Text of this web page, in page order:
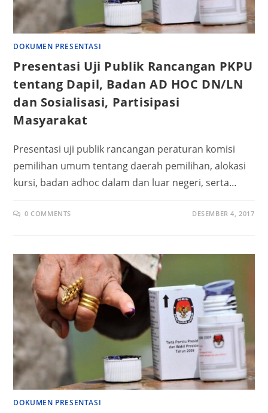
DOKUMEN PRESENTASI
Presentasi Uji Publik Rancangan PKPU
tentang Dapil, Badan AD HOC DN/LN
dan Sosialisasi, Partisipasi
Masyarakat
Presentasi uji publik rancangan peraturan komisi
pemilihan umum tentang daerah pemilihan, alokasi
kursi, badan adhoc dalam dan luar negeri, serta…
0 COMMENTS DESEMBER 4, 2017
DOKUMEN PRESENTASI